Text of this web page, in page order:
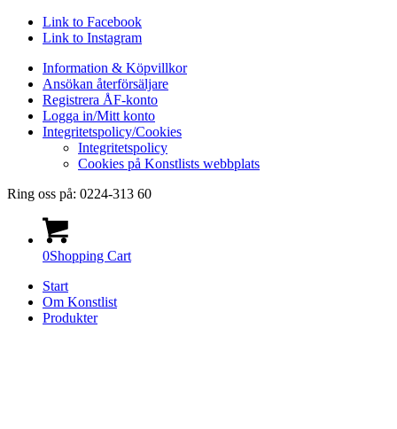
Link to Facebook
Link to Instagram
Information & Köpvillkor
Ansökan återförsäljare
Registrera ÅF-konto
Logga in/Mitt konto
Integritetspolicy/Cookies
Integritetspolicy
Cookies på Konstlists webbplats
Ring oss på: 0224-313 60
0Shopping Cart
Start
Om Konstlist
Produkter